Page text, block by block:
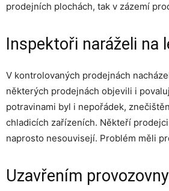
prodejních plochách, tak v zázemí
Inspektoři naráželi na
V kontrolovaných prodejnách
některých prodejnách objevili i
potravinami byl i nepořádek,
chladicích zařízeních. Někteří
naprosto nesouvisejí. Problém měli
Uzavřením